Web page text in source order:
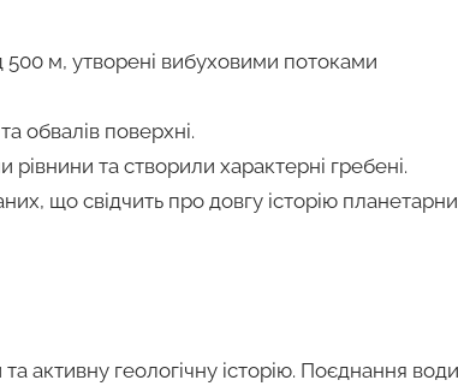
м, утворені вибуховими потоками
обвалів поверхні.
рівнини та створили характерні гребені.
що свідчить про довгу історію
активну геологічну історію. Поєднання